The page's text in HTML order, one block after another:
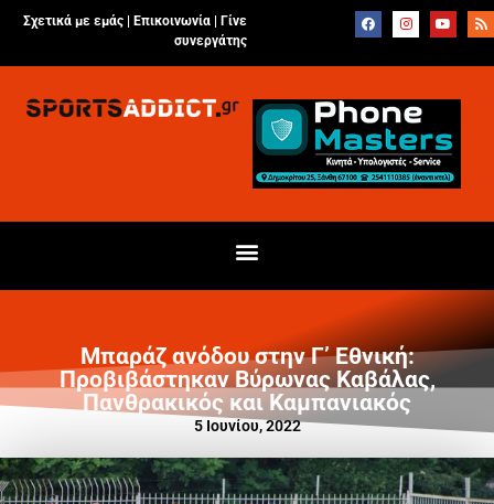
Σχετικά με εμάς | Επικοινωνία
Γίνε
συνεργάτης
Μπαράζ ανόδου στην Γ’ Εθνική:
Προβιβάστηκαν Βύρωνας Καβάλας,
Πανθρακικός και Καμπανιακός
5 Ιουνίου, 2022